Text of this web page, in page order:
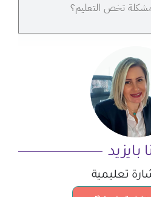
تخص التعليم؟
بايزيد
تعليمية